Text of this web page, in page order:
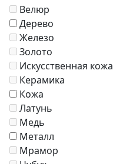
Велюр
Дерево
Железо
Золото
Искусственная кожа
Керамика
Кожа
Латунь
Медь
Металл
Мрамор